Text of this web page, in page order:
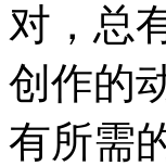
对，总
创作的
有所需